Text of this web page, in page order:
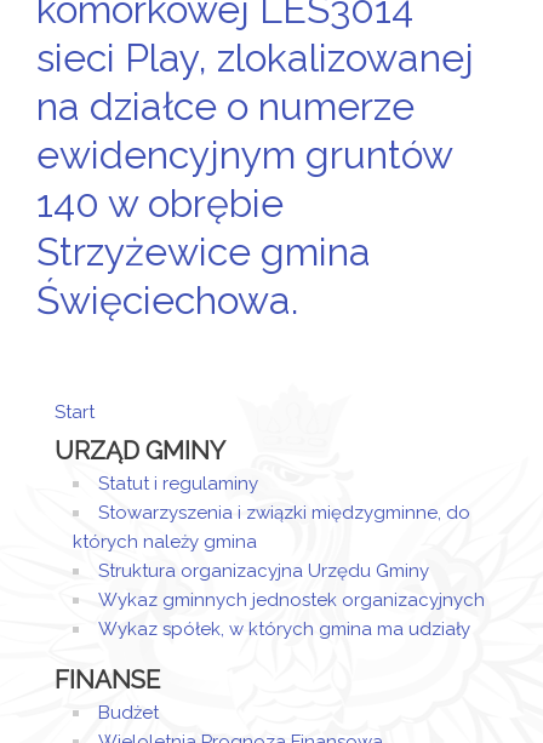
komórkowej LES3014
sieci Play, zlokalizowanej
na działce o numerze
ewidencyjnym gruntów
140 w obrębie
Strzyżewice gmina
Święciechowa.
Start
URZĄD GMINY
Statut i regulaminy
Stowarzyszenia i związki międzygminne, do
których należy gmina
Struktura organizacyjna Urzędu Gminy
Wykaz gminnych jednostek organizacyjnych
Wykaz spółek, w których gmina ma udziały
FINANSE
Budżet